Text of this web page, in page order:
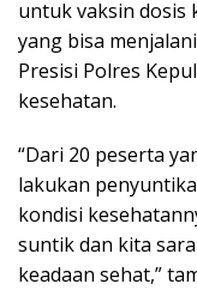
untuk vaksin dosis
yang bisa
Presisi Polres
kesehatan.
“Dari 20 peserta
lakukan
kondisi
suntik dan kita
keadaan sehat,”